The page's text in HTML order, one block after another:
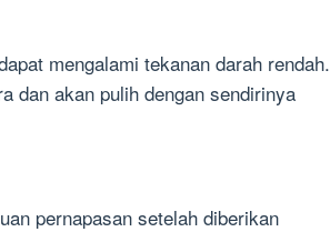
mengalami tekanan darah rendah.
dan akan pulih dengan sendirinya
pernapasan setelah diberikan